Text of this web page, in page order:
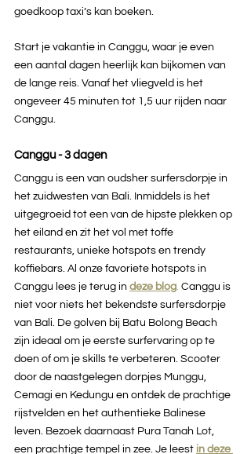
goedkoop taxi’s kan boeken.
Start je vakantie in Canggu, waar je even
een aantal dagen heerlijk kan bijkomen van
de lange reis. Vanaf het vliegveld is het
ongeveer 45 minuten tot 1,5 uur rijden naar
Canggu.
Canggu - 3 dagen
Canggu is een van oudsher surfersdorpje in
het zuidwesten van Bali. Inmiddels is het
uitgegroeid tot een van de hipste plekken op
het eiland en zit het vol met toffe
restaurants, unieke hotspots en trendy
koffiebars. Al onze favoriete hotspots in
Canggu lees je terug in deze blog Canggu is
niet voor niets het bekendste surfersdorpje
van Bali. De golven bij Batu Bolong Beach
zijn ideaal om je eerste surfervaring op te
doen of om je skills te verbeteren. Scooter
door de naastgelegen dorpjes Munggu,
Cemagi en Kedungu en ontdek de prachtige
rijstvelden en het authentieke Balinese
leven. Bezoek daarnaast Pura Tanah Lot,
een prachtige tempel in zee. Je leest in deze